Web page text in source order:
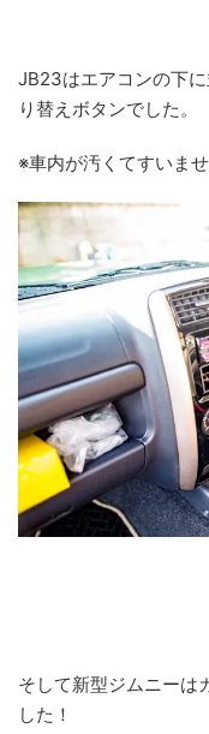
JB23はエアコンの下
り替えボタンでした。
※車内が汚くてすいま
そして新型ジムニーは
した！